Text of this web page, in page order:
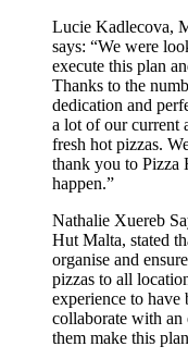
Lucie Kadlecova,
says: “We were
execute this plan
Thanks to the
dedication and
a lot of our current
fresh hot pizzas.
thank you to Pizza
happen.”
Nathalie Xuereb
Hut Malta, stated
organise and
pizzas to all
experience to
collaborate with an
them make this